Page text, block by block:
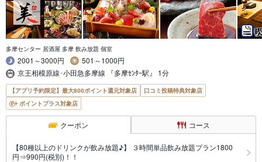
多摩センター 居酒屋 多摩 飲み放題 個室
2001～3000円
501～1000円
京王相模原線･小田急多摩線 『多摩ｾﾝﾀｰ駅』 1分
【アプリ予約限定】最大800ポイント還元対象店
口コミ投稿特典対象店
ポイントプラス対象店
クーポン コース
【80種以上のドリンクが飲み放題♪】 ３時間単品飲み放題プラン1800
円⇒990円(税別)！！